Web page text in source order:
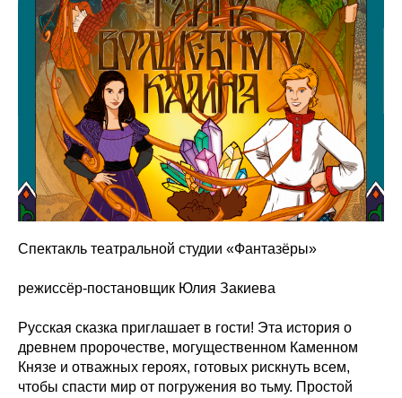
Спектакль театральной студии «Фантазёры»
режиссёр-постановщик Юлия Закиева
Русская сказка приглашает в гости! Эта история о
древнем пророчестве, могущественном Каменном
Князе и отважных героях, готовых рискнуть всем,
чтобы спасти мир от погружения во тьму. Простой